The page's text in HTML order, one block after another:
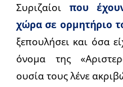
Συριζαίοι που
χώρα σε ορμητήριο
ξεπουλήσει και όσα
όνομα της
ουσία τους λένε